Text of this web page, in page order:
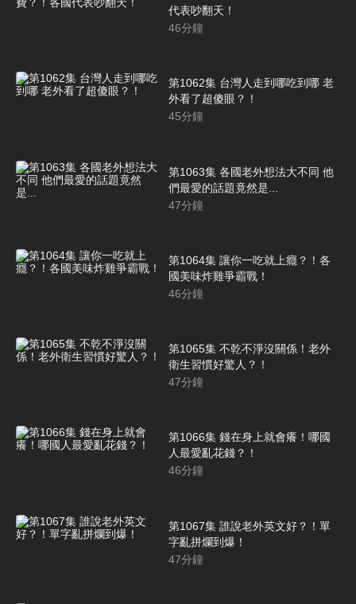
代表吵翻天！
46分鐘
第1062集 台灣人走到哪吃到哪 老
外看了超傻眼？！
45分鐘
第1063集 各國老外想法大不同 他
們最愛的話題竟然是...
47分鐘
第1064集 讓你一吃就上癮？！各
國美味炸雞爭霸戰！
46分鐘
第1065集 不乾不淨沒關係！老外
衛生習慣好驚人？！
47分鐘
第1066集 錢在身上就會癢！哪國
人最愛亂花錢？！
46分鐘
第1067集 誰說老外英文好？！單
字亂拼爛到爆！
47分鐘